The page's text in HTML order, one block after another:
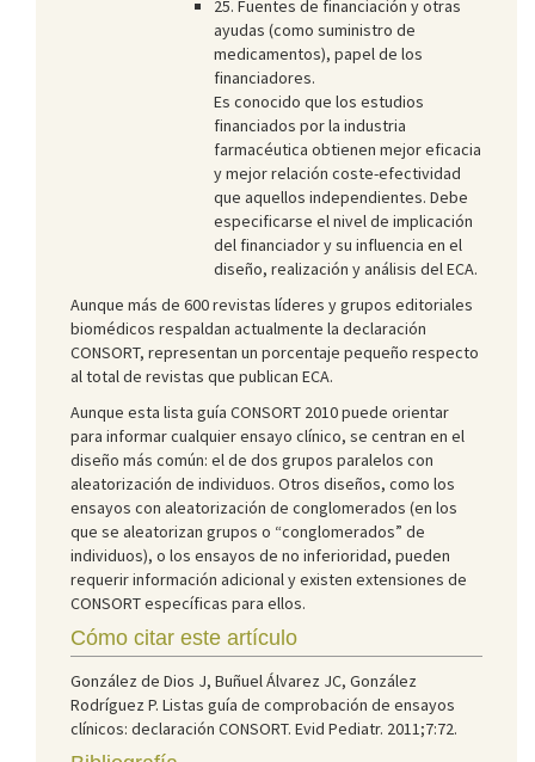
25. Fuentes de financiación y otras
ayudas (como suministro de
medicamentos), papel de los
financiadores.
Es conocido que los estudios
financiados por la industria
farmacéutica obtienen mejor eficacia
y mejor relación coste-efectividad
que aquellos independientes. Debe
especificarse el nivel de implicación
del financiador y su influencia en el
diseño, realización y análisis del ECA.
Aunque más de 600 revistas líderes y grupos editoriales
biomédicos respaldan actualmente la declaración
CONSORT, representan un porcentaje pequeño respecto
al total de revistas que publican ECA.
Aunque esta lista guía CONSORT 2010 puede orientar
para informar cualquier ensayo clínico, se centran en el
diseño más común: el de dos grupos paralelos con
aleatorización de individuos. Otros diseños, como los
ensayos con aleatorización de conglomerados (en los
que se aleatorizan grupos o “conglomerados” de
individuos), o los ensayos de no inferioridad, pueden
requerir información adicional y existen extensiones de
CONSORT específicas para ellos.
Cómo citar este artículo
González de Dios J, Buñuel Álvarez JC, González
Rodríguez P. Listas guía de comprobación de ensayos
clínicos: declaración CONSORT. Evid Pediatr. 2011;7:72.